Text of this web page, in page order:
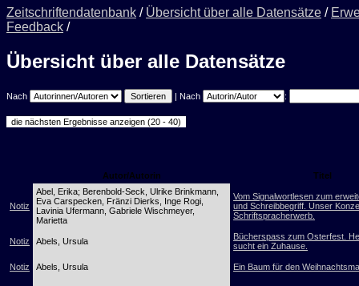
Zeitschriftendatenbank / Übersicht über alle Datensätze /
Feedback /
Übersicht über alle Datensätze
Nach | Nach :
Autor/Autorin Titel
Notiz
Abel, Erika; Berenbold-Seck, Ulrike Brinkmann,
Eva Carspecken, Fränzi Dierks, Inge Rogi,
Lavinia Ufermann, Gabriele Wischmeyer,
Marietta
Vom Signalwortlesen zum
und Schreibbegriff. Unser
Schriftspracherwerb.
Notiz Abels, Ursula
Bücherspass zum Osterfest.
sucht ein Zuhause.
Notiz Abels, Ursula Ein Baum für den